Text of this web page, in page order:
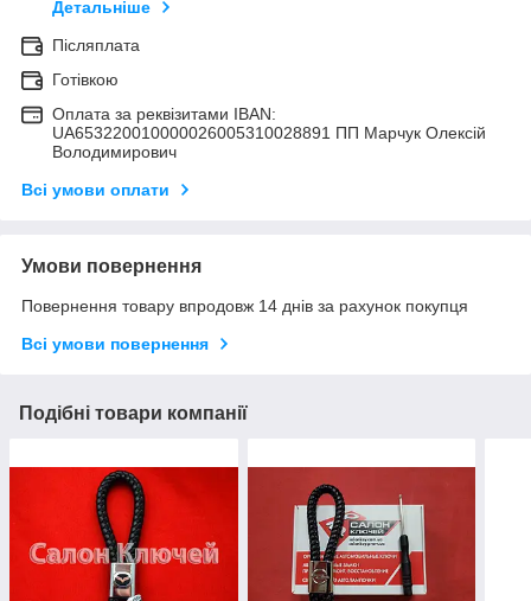
Детальніше
Післяплата
Готівкою
Оплата за реквізитами IBAN:
UA653220010000026005310028891 ПП Марчук Олексій
Володимирович
Всі умови оплати
Умови повернення
Повернення товару впродовж 14 днів за рахунок покупця
Всі умови повернення
Подібні товари компанії